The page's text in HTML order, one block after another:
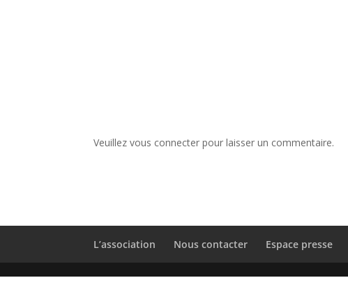
Veuillez vous connecter pour laisser un commentaire.
L’association Nous contacter Espace presse